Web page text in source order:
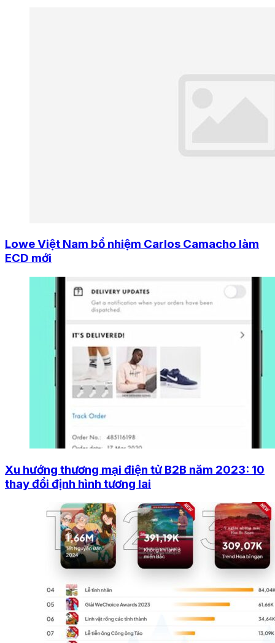
Lowe Việt Nam bổ nhiệm Carlos Camacho làm
ECD mới
Xu hướng thương mại điện tử B2B năm 2023: 10
thay đổi định hình tương lai